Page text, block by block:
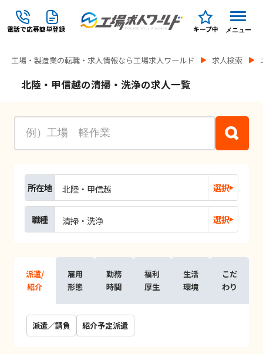
電話で応募簡単登録 キープ中 メニュー
工場・製造業の転職・求人情報なら工場求人ワールド 求人検索
北陸・甲信越の清掃・洗浄の求人一覧
所在地 北陸・甲信越 選択
職種 清掃・洗浄 選択
派遣/
紹介
雇用
形態
勤務
時間
福利
厚生
生活
環境
こだ
わり
派遣／請負 紹介予定派遣